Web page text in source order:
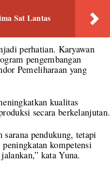
Sat Lantas
perhatian. Karyawan
pengembangan
Pemeliharaan yang
kualitas
secara berkelanjutan.
pendukung, tetapi
kompetensi
kata Yuna.